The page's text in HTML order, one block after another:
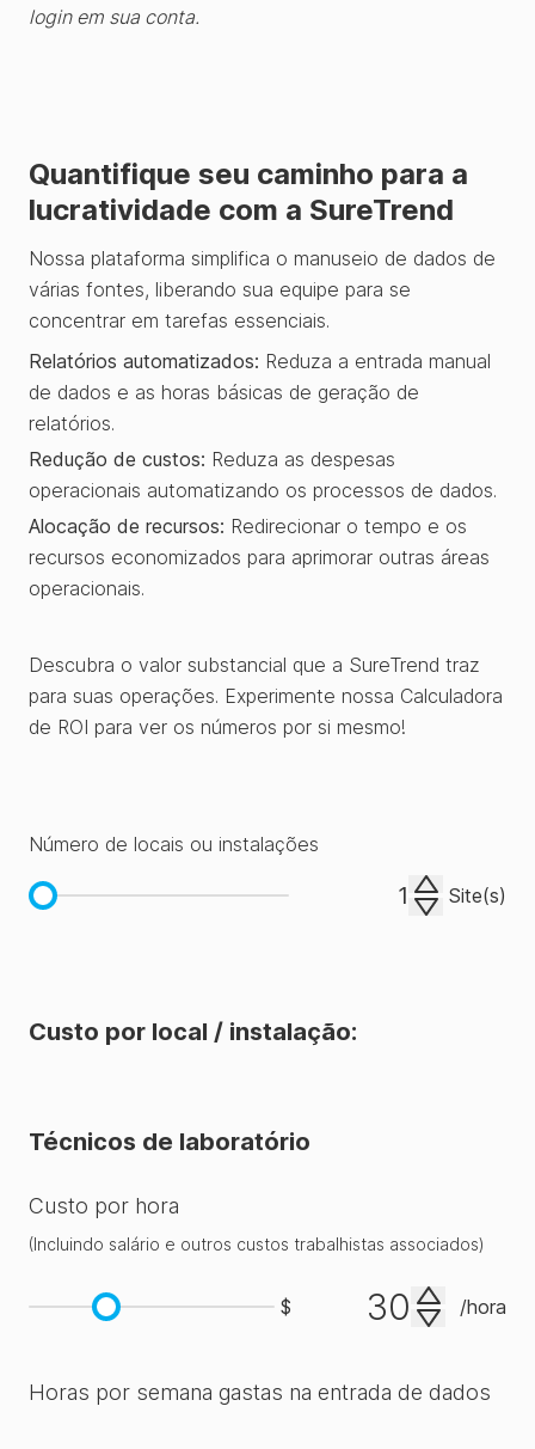
✗ ✗ ✓ ✓
Todos
os
locais
integrados
em um
único
painel
.
de
instrumentos
e
dados
✓ ✓ ✓
Plano
do
✓ ✓ ✓
Integração
análise
✗ ✗ ✓ ✓
login em sua conta.
Quantifique seu caminho para a
lucratividade com a SureTrend
Nossa plataforma simplifica o manuseio de dados de
várias fontes, liberando sua equipe para se
concentrar em tarefas essenciais.
Relatórios automatizados: Reduza a entrada manual
de dados e as horas básicas de geração de
relatórios.
Redução de custos: Reduza as despesas
operacionais automatizando os processos de dados.
Alocação de recursos: Redirecionar o tempo e os
recursos economizados para aprimorar outras áreas
operacionais.
Descubra o valor substancial que a SureTrend traz
para suas operações. Experimente nossa Calculadora
de ROI para ver os números por si mesmo!
Número de locais ou instalações
Site(s)
Custo por local / instalação:
Técnicos de laboratório
Custo por hora
(Incluindo salário e outros custos trabalhistas associados)
$ /hora
Horas por semana gastas na entrada de dados